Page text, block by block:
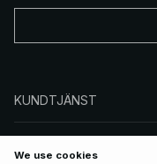
KUNDTJÄNST